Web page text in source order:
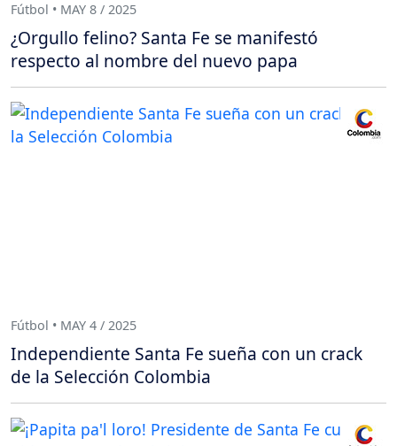
Fútbol • MAY 8 / 2025
¿Orgullo felino? Santa Fe se manifestó
respecto al nombre del nuevo papa
Fútbol • MAY 4 / 2025
Independiente Santa Fe sueña con un crack
de la Selección Colombia